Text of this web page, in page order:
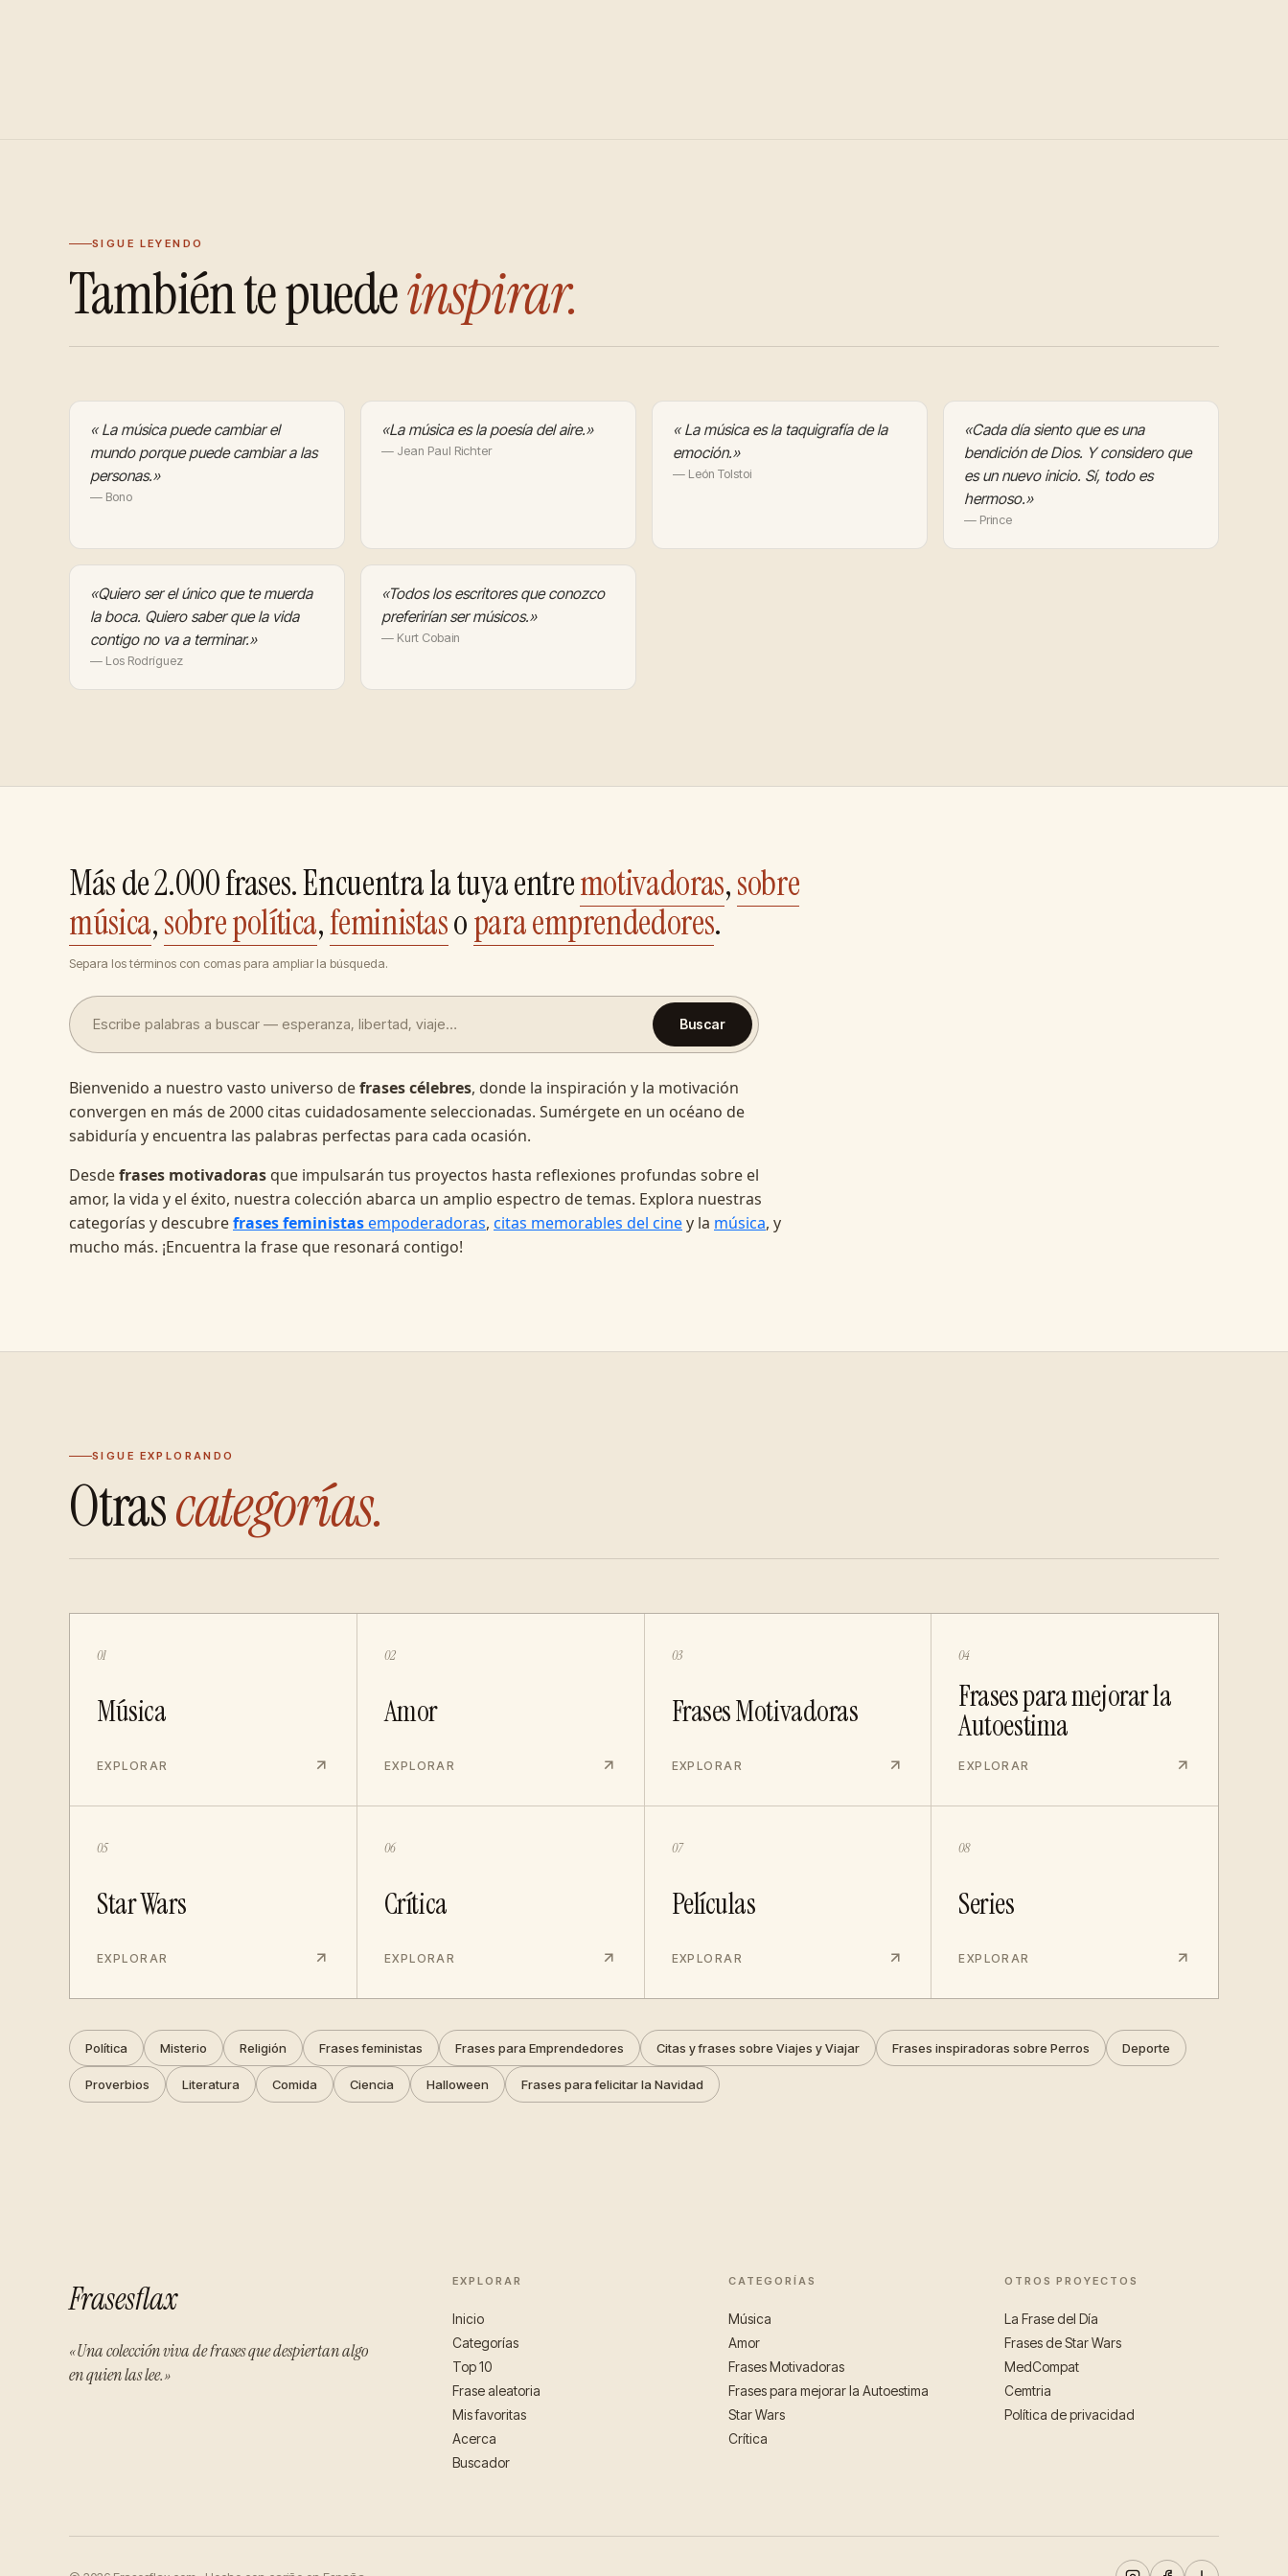
SIGUE LEYENDO
También te puedeinspirar.
« La música puede cambiar el
mundo porque puede cambiar a las
personas.»
— Bono
«La música es la poesía del aire.»
— Jean Paul Richter
« La música es la taquigrafía de la
emoción.»
— León Tolstoi
«Cada día siento que es una
bendición de Dios. Y considero que
es un nuevo inicio. Sí, todo es
hermoso.»
— Prince
«Quiero ser el único que te muerda
la boca. Quiero saber que la vida
contigo no va a terminar.»
— Los Rodríguez
«Todos los escritores que conozco
preferirían ser músicos.»
— Kurt Cobain
Más de 2.000 frases. Encuentra la tuya entremotivadoras,sobre
música,sobre política,feministasopara emprendedores.
Separa los términos con comas para ampliar la búsqueda.
Buscar
Bienvenido a nuestro vasto universo defrases célebres, donde la inspiración y la motivación
convergen en más de 2000 citas cuidadosamente seleccionadas. Sumérgete en un océano de
sabiduría y encuentra las palabras perfectas para cada ocasión.
Desdefrases motivadoras que impulsarán tus proyectos hasta reflexiones profundas sobre el
amor, la vida y el éxito, nuestra colección abarca un amplio espectro de temas. Explora nuestras
categorías y descubrefrases feministasempoderadoras, citas memorables del ciney la música, y
mucho más. ¡Encuentra la frase que resonará contigo!
SIGUE EXPLORANDO
Otrascategorías.
01
Música
EXPLORAR
02
Amor
EXPLORAR
03
Frases Motivadoras
EXPLORAR
04
Frases para mejorar la
Autoestima
EXPLORAR
05
Star Wars
EXPLORAR
06
Crítica
EXPLORAR
07
Películas
EXPLORAR
08
Series
EXPLORAR
Política Misterio Religión Frases feministas Frases para Emprendedores Citas y frases sobre Viajes y Viajar Frases inspiradoras sobre Perros Deporte
Proverbios Literatura Comida Ciencia Halloween Frases para felicitar la Navidad
Frasesflax
«Una colección viva de frases que despiertan algo
en quien las lee.»
EXPLORAR
Inicio
Categorías
Top 10
Frase aleatoria
Mis favoritas
Acerca
Buscador
CATEGORÍAS
Música
Amor
Frases Motivadoras
Frases para mejorar la Autoestima
Star Wars
Crítica
OTROS PROYECTOS
La Frase del Día
Frases de Star Wars
MedCompat
Cemtria
Política de privacidad